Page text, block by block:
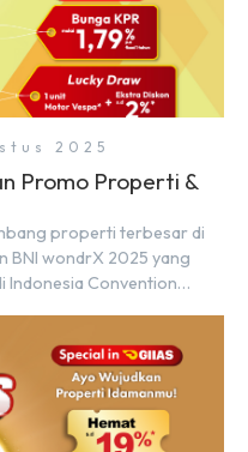
2025
Promo Properti &
properti terbesar di
BNI wondrX 2025 yang
Indonesia Convention
Sinar Mas Land
pengalaman berbeda bagi